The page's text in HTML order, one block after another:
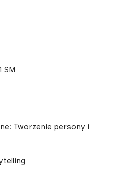
SM
Tworzenie persony i